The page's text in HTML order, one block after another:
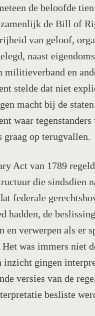
de beloofde
de Bill of
van geloof,
naast
militieverband en
stelde dat niet
macht bij de
waar
graag op terugvallen.
Act van 1789
die sindsdien
federale
hadden, de
en verwerpen als er
was immers niet
inzicht gingen
versies van de
besliste